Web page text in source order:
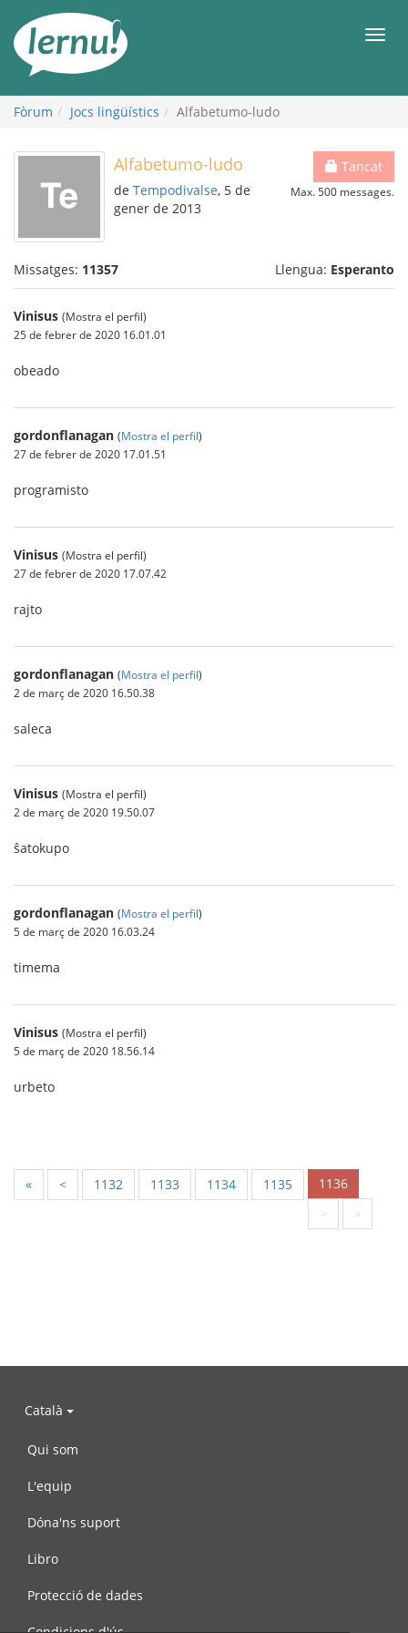
contingut
Fòrum Jocs lingüístics Alfabetumo-ludo
Tancat
Max. 500 messages.
Alfabetumo-ludo
de Tempodivalse, 5 de
gener de 2013
Missatges: 11357 Llengua: Esperanto
Vinisus (Mostra el perfil)
25 de febrer de 2020 16.01.01
obeado
gordonflanagan (Mostra el perfil)
27 de febrer de 2020 17.01.51
programisto
Vinisus (Mostra el perfil)
27 de febrer de 2020 17.07.42
rajto
gordonflanagan (Mostra el perfil)
2 de març de 2020 16.50.38
saleca
Vinisus (Mostra el perfil)
2 de març de 2020 19.50.07
ŝatokupo
gordonflanagan (Mostra el perfil)
5 de març de 2020 16.03.24
timema
Vinisus (Mostra el perfil)
5 de març de 2020 18.56.14
urbeto
« < 1132 1133 1134 1135
1136
>
»
Català
Qui som
L'equip
Dóna'ns suport
Libro
Protecció de dades